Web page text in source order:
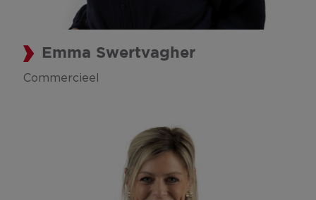
Emma Swertvagher
Commercieel